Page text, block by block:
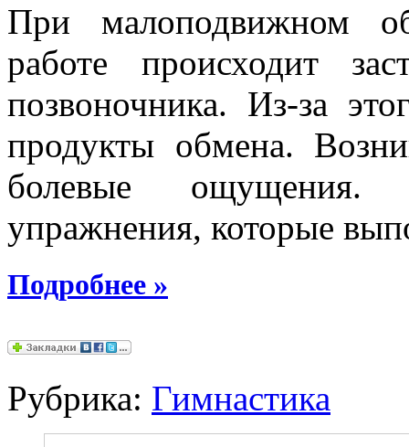
При малоподвижном
работе происходит
позвоночника. Из-за
продукты обмена.
болевые ощущения.
упражнения, которые
Подробнее »
Рубрика: Гимнастика